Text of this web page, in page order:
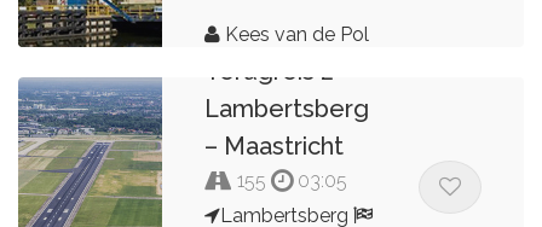
Kees van de Pol
Terugreis 2
Lambertsberg
– Maastricht
155
03:05
Lambertsberg